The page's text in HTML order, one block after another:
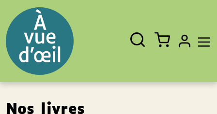
Fermer
Rechercher
un
livre,
un
auteur,
un
EAN
Nos livres